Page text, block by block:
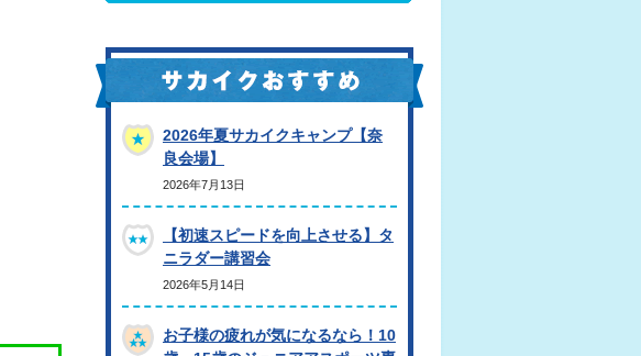
2026年夏サカイクキャンプ【奈
良会場】
2026年7月13日
【初速スピードを向上させる】タ
ニラダー講習会
2026年5月14日
お子様の疲れが気になるなら！10